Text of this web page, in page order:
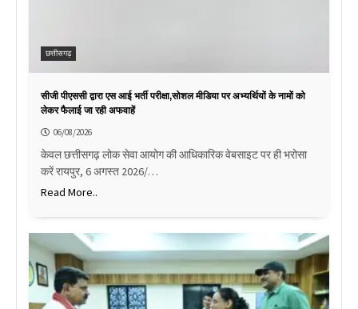
छत्तीसगढ़
सीजी पीएससी द्वारा एस आई भर्ती परीक्षा,सोशल मीडिया पर अभ्यर्थियों के नामों को
लेकर फैलाई जा रही अफवाहें
06/08/2026
केवल छत्तीसगढ़ लोक सेवा आयोग की आधिकारिक वेबसाइट पर ही भरोसा
करें रायपुर, 6 अगस्त 2026/…
Read More..